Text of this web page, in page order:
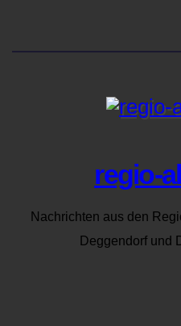
regio-
Nachrichten aus den
Deggendorf und